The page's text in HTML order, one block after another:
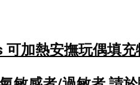
可加熱安撫玩偶填